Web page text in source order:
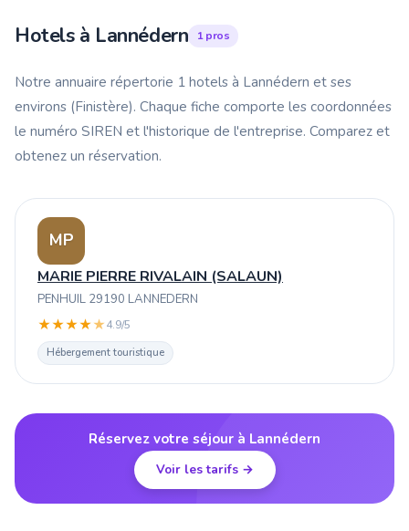
Hotels à Lannédern 1 pros
Notre annuaire répertorie 1 hotels à Lannédern et ses
environs (Finistère). Chaque fiche comporte les coordonnées
le numéro SIREN et l'historique de l'entreprise. Comparez et
obtenez un réservation.
MP
MARIE PIERRE RIVALAIN (SALAUN)
PENHUIL 29190 LANNEDERN
★★★★★4.9/5
Hébergement touristique
Réservez votre séjour à Lannédern
Voir les tarifs →